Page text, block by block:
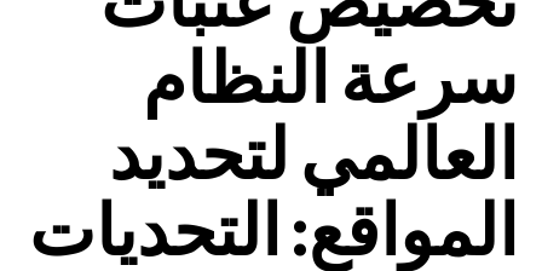
سرعة النظام
العالمي لتحديد
المواقع: التحديات